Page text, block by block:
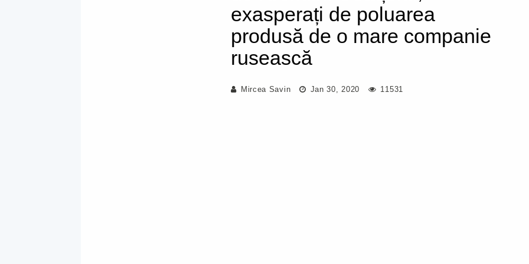
exasperați de poluarea
produsă de o mare companie
rusească
Mircea Savin Jan 30, 2020 11531